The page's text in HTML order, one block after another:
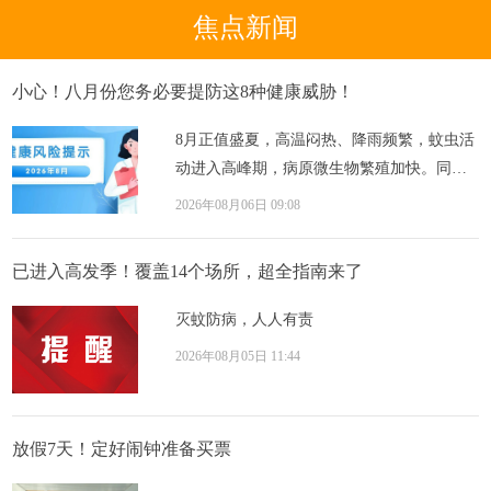
焦点新闻
小心！八月份您务必要提防这8种健康威胁！
8月正值盛夏，高温闷热、降雨频繁，蚊虫活
动进入高峰期，病原微生物繁殖加快。同
时，暑假期间儿童青少年外出活动增多，汛
2026年08月06日 09:08
已进入高发季！覆盖14个场所，超全指南来了
灭蚊防病，人人有责
2026年08月05日 11:44
放假7天！定好闹钟准备买票